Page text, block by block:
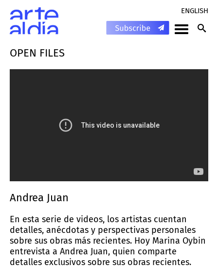
ENGLISH
OPEN FILES
Andrea Juan
En esta serie de videos, los artistas cuentan
detalles, anécdotas y perspectivas personales
sobre sus obras más recientes. Hoy Marina Oybin
entrevista a Andrea Juan, quien comparte
detalles exclusivos sobre sus obras recientes.